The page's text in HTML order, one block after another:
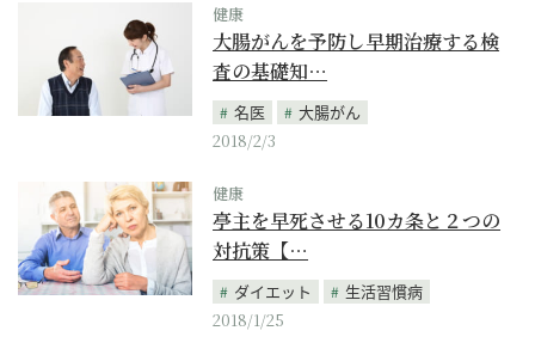
健康
大腸がんを予防し早期治療する検
査の基礎知…
名医
大腸がん
2018/2/3
健康
亭主を早死させる10カ条と２つの
対抗策【…
ダイエット
生活習慣病
2018/1/25